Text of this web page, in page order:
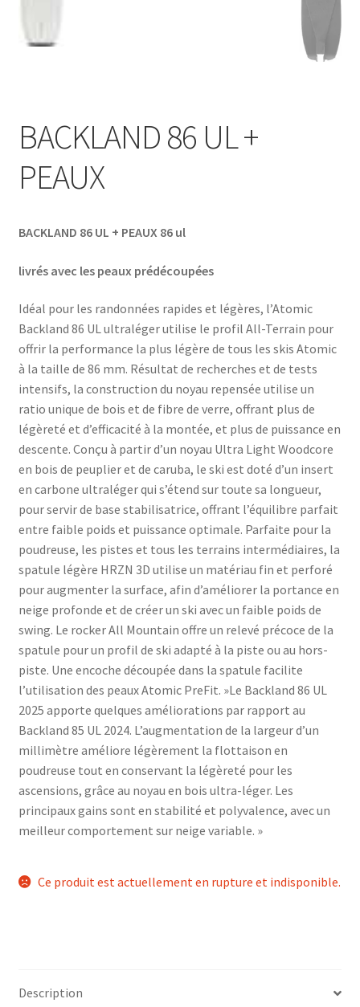
BACKLAND 86 UL +
PEAUX
BACKLAND 86 UL + PEAUX 86 ul
livrés avec les peaux prédécoupées
Idéal pour les randonnées rapides et légères, l’Atomic
Backland 86 UL ultraléger utilise le profil All-Terrain pour
offrir la performance la plus légère de tous les skis Atomic
à la taille de 86 mm. Résultat de recherches et de tests
intensifs, la construction du noyau repensée utilise un
ratio unique de bois et de fibre de verre, offrant plus de
légèreté et d’efficacité à la montée, et plus de puissance en
descente. Conçu à partir d’un noyau Ultra Light Woodcore
en bois de peuplier et de caruba, le ski est doté d’un insert
en carbone ultraléger qui s’étend sur toute sa longueur,
pour servir de base stabilisatrice, offrant l’équilibre parfait
entre faible poids et puissance optimale. Parfaite pour la
poudreuse, les pistes et tous les terrains intermédiaires, la
spatule légère HRZN 3D utilise un matériau fin et perforé
pour augmenter la surface, afin d’améliorer la portance en
neige profonde et de créer un ski avec un faible poids de
swing. Le rocker All Mountain offre un relevé précoce de la
spatule pour un profil de ski adapté à la piste ou au hors-
piste. Une encoche découpée dans la spatule facilite
l’utilisation des peaux Atomic PreFit. »Le Backland 86 UL
2025 apporte quelques améliorations par rapport au
Backland 85 UL 2024. L’augmentation de la largeur d’un
millimètre améliore légèrement la flottaison en
poudreuse tout en conservant la légèreté pour les
ascensions, grâce au noyau en bois ultra-léger. Les
principaux gains sont en stabilité et polyvalence, avec un
meilleur comportement sur neige variable. »
Ce produit est actuellement en rupture et indisponible.
Description